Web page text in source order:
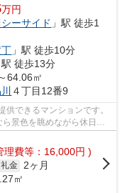
万円
ーサイド 」駅 徒歩1
」駅 徒歩10分
駅 徒歩13分
64.06㎡
４丁目12番9
できるマンションです。
景色を眺めながら休日も
理費等：16,000円 )
礼金 2ヶ月
㎡